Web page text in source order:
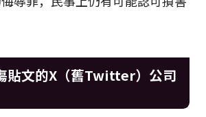
貼文的X（舊Twitter）公司